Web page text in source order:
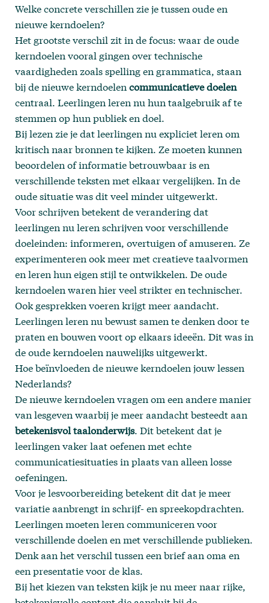
Welke concrete verschillen zie je tussen oude en
nieuwe kerndoelen?
Het grootste verschil zit in de focus: waar de oude
kerndoelen vooral gingen over technische
vaardigheden zoals spelling en grammatica, staan
bij de nieuwe kerndoelen communicatieve doelen
centraal. Leerlingen leren nu hun taalgebruik af te
stemmen op hun publiek en doel.
Bij lezen zie je dat leerlingen nu expliciet leren om
kritisch naar bronnen te kijken. Ze moeten kunnen
beoordelen of informatie betrouwbaar is en
verschillende teksten met elkaar vergelijken. In de
oude situatie was dit veel minder uitgewerkt.
Voor schrijven betekent de verandering dat
leerlingen nu leren schrijven voor verschillende
doeleinden: informeren, overtuigen of amuseren. Ze
experimenteren ook meer met creatieve taalvormen
en leren hun eigen stijl te ontwikkelen. De oude
kerndoelen waren hier veel strikter en technischer.
Ook gesprekken voeren krijgt meer aandacht.
Leerlingen leren nu bewust samen te denken door te
praten en bouwen voort op elkaars ideeën. Dit was in
de oude kerndoelen nauwelijks uitgewerkt.
Hoe beïnvloeden de nieuwe kerndoelen jouw lessen
Nederlands?
De nieuwe kerndoelen vragen om een andere manier
van lesgeven waarbij je meer aandacht besteedt aan
betekenisvol taalonderwijs. Dit betekent dat je
leerlingen vaker laat oefenen met echte
communicatiesituaties in plaats van alleen losse
oefeningen.
Voor je lesvoorbereiding betekent dit dat je meer
variatie aanbrengt in schrijf- en spreekopdrachten.
Leerlingen moeten leren communiceren voor
verschillende doelen en met verschillende publieken.
Denk aan het verschil tussen een brief aan oma en
een presentatie voor de klas.
Bij het kiezen van teksten kijk je nu meer naar rijke,